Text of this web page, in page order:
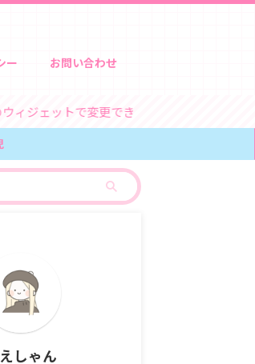
ー お問い合わせ
ェットで変更できます
しゃん